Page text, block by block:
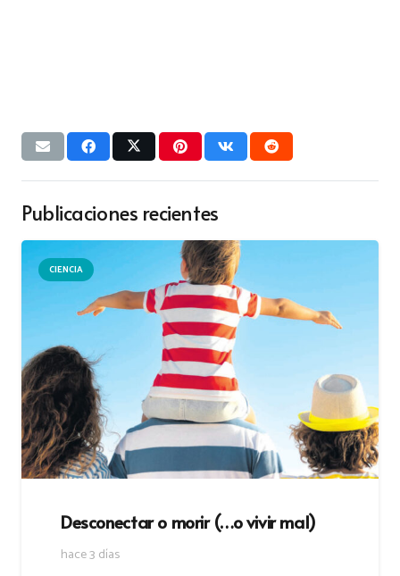
Publicaciones recientes
CIENCIA
Desconectar o morir (…o vivir mal)
hace 3 días